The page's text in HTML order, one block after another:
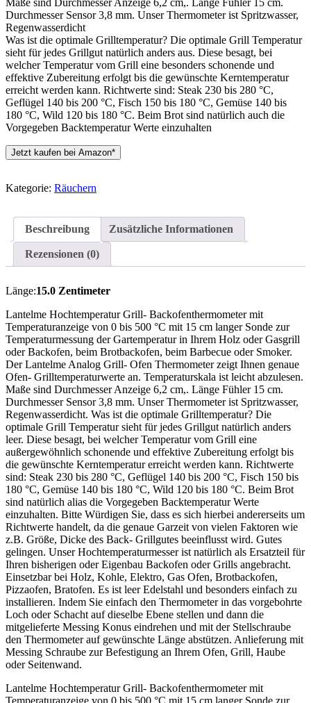
Maße sind Durchmesser Anzeige 6,2 cm,. Länge Fühler 15 cm.
Durchmesser Sensor 3,8 mm. Unser Thermometer ist Spritzwasser,
Regenwasserdicht
Was ist die optimale Grilltemperatur? Die optimale Grill Temperatur
sieht für jedes Grillgut natürlich anders aus. Diese besagt, bei
welcher Temperatur vom Grill eine besonders schonende und
effektive Zubereitung erfolgt bis die gewünschte Kerntemperatur
erreicht werden kann. Richtwerte sind: Steak 230 bis 280 °C,
Geflügel 140 bis 200 °C, Fisch 150 bis 180 °C, Gemüse 140 bis
180 °C, Wild 120 bis 180 °C. Beim Brot sind natürlich auch die
Vorgegeben Backtemperatur Werte einzuhalten
Jetzt kaufen bei Amazon*
Kategorie: Räuchern
Beschreibung Zusätzliche Informationen
Rezensionen (0)
Länge:15.0 Zentimeter
Lantelme Hochtemperatur Grill- Backofenthermometer mit
Temperaturanzeige von 0 bis 500 °C mit 15 cm langer Sonde zur
Temperaturmessung der Gartemperatur in Ihrem Holz oder Gasgrill
oder Backofen, beim Brotbackofen, beim Barbecue oder Smoker.
Der Lantelme Analog Grill- Ofen Thermometer zeigt Ihnen genaue
Ofen- Grilltemperaturwerte an. Temperaturskala ist leicht abzulesen.
Maße sind Durchmesser Anzeige 6,2 cm,. Länge Fühler 15 cm.
Durchmesser Sensor 3,8 mm. Unser Thermometer ist Spritzwasser,
Regenwasserdicht. Was ist die optimale Grilltemperatur? Die
optimale Grill Temperatur sieht für jedes Grillgut natürlich anders
leer. Diese besagt, bei welcher Temperatur vom Grill eine
außergewöhnlich schonende und effektive Zubereitung erfolgt bis
die gewünschte Kerntemperatur erreicht werden kann. Richtwerte
sind: Steak 230 bis 280 °C, Geflügel 140 bis 200 °C, Fisch 150 bis
180 °C, Gemüse 140 bis 180 °C, Wild 120 bis 180 °C. Beim Brot
sind natürlich alias die Vorgegeben Backtemperatur Werte
einzuhalten. Bitte Würdigen Sie, dass es sich hierbei andererseits um
Richtwerte handelt, da die genaue Garzeit von vielen Faktoren wie
z.B. Größe, Dicke des Back- Grillgutes beeinflusst wird. Gutes
gelingen. Unser Hochtemperaturmesser ist natürlich als Ersatzteil für
Ihren bisherigen oder Eigenbau Backofen oder Grills angebracht.
Einsetzbar bei Holz, Kohle, Elektro, Gas Ofen, Brotbackofen,
Pizzaofen, Bratofen. Es ist leer Edelstahl und besonders einfach zu
installieren. Indem Sie einfach den Thermometer in das vorgebohrte
Loch oder Schacht auf dieselbe Ebene stellen und dann die
mitgelieferte Messing Konus eindrehen und mit der Stellschraube
den Thermometer auf gewünschte Länge abstützen. Anlieferung mit
Messing Schraube zur Befestigung an Ihrem Ofen, Grill, Haube
oder Seitenwand.
Lantelme Hochtemperatur Grill- Backofenthermometer mit
Temperaturanzeige von 0 bis 500 °C mit 15 cm langer Sonde zur